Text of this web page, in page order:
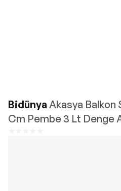
Bidünya Akasya Balkon
Cm Pembe 3 Lt Denge